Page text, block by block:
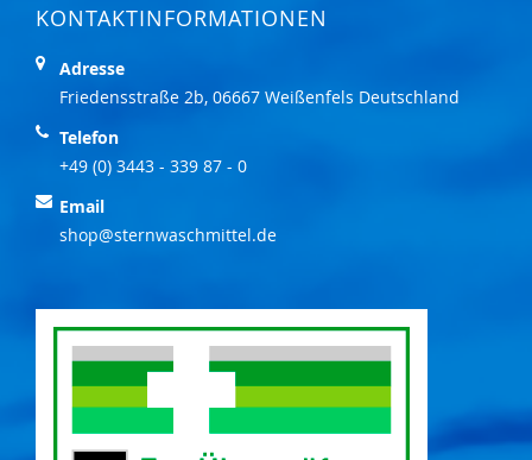
KONTAKTINFORMATIONEN
Adresse
Friedensstraße 2b, 06667 Weißenfels Deutschland
Telefon
+49 (0) 3443 - 339 87 - 0
Email
shop@sternwaschmittel.de